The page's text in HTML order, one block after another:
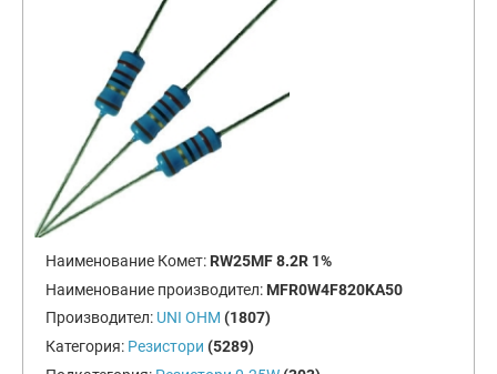
Наименование Комет: RW25MF 8.2R 1%
Наименование производител: MFR0W4F820KA50
Производител: UNI OHM (1807)
Категория: Резистори (5289)